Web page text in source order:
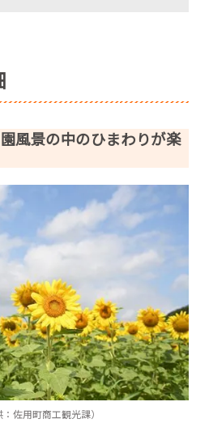
風景の中のひまわりが楽
：佐用町商工観光課）